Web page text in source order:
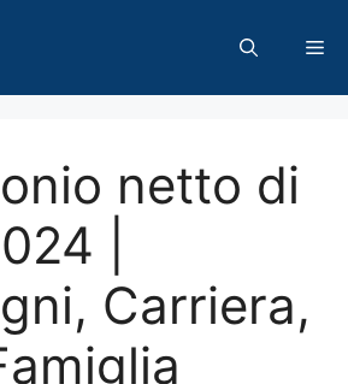
netto di
|
Carriera,